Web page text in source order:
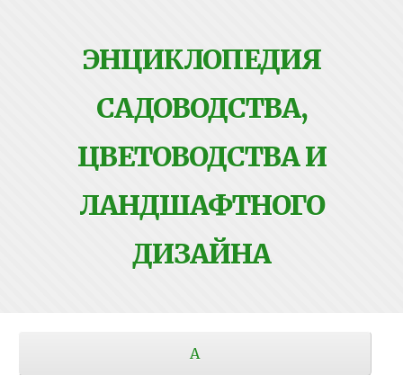
ЭНЦИКЛОПЕДИЯ
САДОВОДСТВА,
ЦВЕТОВОДСТВА И
ЛАНДШАФТНОГО
ДИЗАЙНА
А